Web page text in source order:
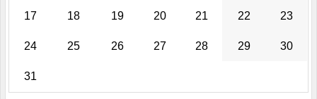
17 18 19 20 21 22 23
24 25 26 27 28 29 30
31